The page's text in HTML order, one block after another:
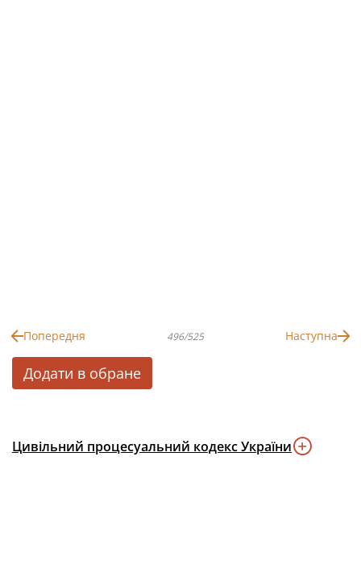
Попередня 496/525 Наступна
Додати в обране
Цивільний процесуальний кодекс України